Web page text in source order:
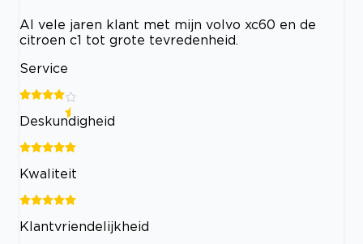
Al vele jaren klant met mijn volvo xc60 en de
citroen c1 tot grote tevredenheid.
Service
Deskundigheid
Kwaliteit
Klantvriendelijkheid